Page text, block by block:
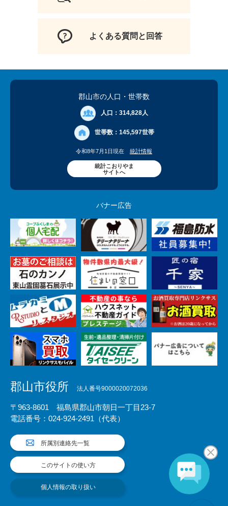
よくある質問と回答
郡山市の人口 ・世帯数
人口： 314,828人
世帯数： 145,597世帯
令和8年7月1日現在 統計情報
統計こおりやま
サイトへ
バナー広告
郡山市役所 法人番号9000020072036
〒963-8601 福島県郡山市朝日一丁目23-7
電話番号：024-924-2491（代表）
所属別連絡先一覧
このサイトの使い方
個人情報の取り扱い